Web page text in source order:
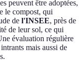
peuvent être adoptées,
le compost, qui
de l'INSEE, près de
de leur sol, ce qui
évaluation régulière
mais aussi de